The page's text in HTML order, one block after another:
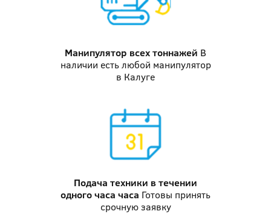
Манипулятор всех тоннажей В
наличии есть любой манипулятор
в Калуге
Подача техники в течении
одного часа часа Готовы принять
срочную заявку